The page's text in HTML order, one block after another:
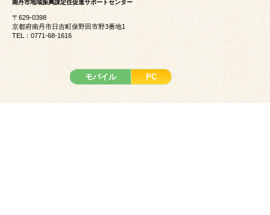
南丹市地域振興課定住促進サポートセンター
〒629-0398
京都府南丹市日吉町保野田市野3番地1
TEL：0771-68-1616
モバイル PC